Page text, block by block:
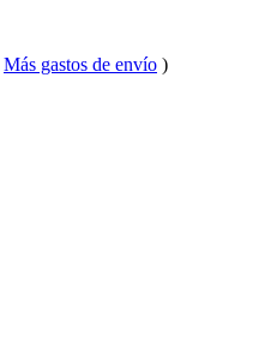
Más gastos de envío )